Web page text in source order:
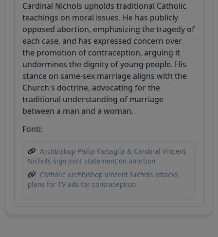
Cardinal Nichols upholds traditional Catholic
teachings on moral issues. He has publicly
opposed abortion, emphasizing the tragedy of
each case, and has expressed concern over
the promotion of contraception, arguing it
undermines the dignity of young people. His
stance on same-sex marriage aligns with the
Church's doctrine, advocating for the
traditional understanding of marriage
between a man and a woman.
Fonti:
Archbishop Philip Tartaglia & Cardinal Vincent
Nichols sign joint statement on abortion
Catholic archbishop Vincent Nichols attacks
plans for TV ads for contraception